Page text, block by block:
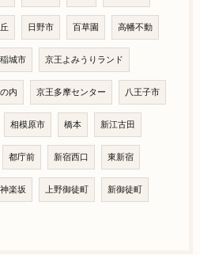
日野市 百草園 高幡不動
稲城市 京王よみうりランド
内 京王多摩センター 八王子市
相模原市 橋本 新江古田
都庁前 新宿西口 東新宿
楽坂 上野御徒町 新御徒町